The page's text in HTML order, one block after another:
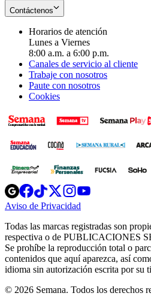
Contáctenos
Horarios de atención
Lunes a Viernes
8:00 a.m. a 6:00 p.m.
Canales de servicio al cliente
Trabaje con nosotros
Paute con nosotros
Cookies
Opens
in
new
Opens
in
new
Opens
in
new
window
Opens
new
windowwindow
Aviso de Privacidad
new
window
Todas las marcas registradas son
respectiva o de PUBLICACIONES
Se prohíbe la reproducción total o
contenidos que aquí aparezca, así
idioma sin autorización escrita por su
© 2026 Semana. Todos los derechos